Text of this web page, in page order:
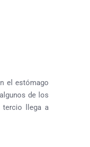
el estómago
de los
tercio llega a